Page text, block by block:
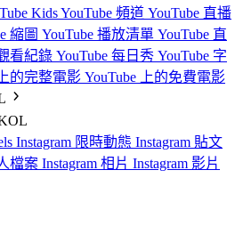
KidsYouTube 頻道 YouTube 直播
縮圖 YouTube 播放清單 YouTube 直
看紀錄 YouTube 每日秀 YouTube 字
的完整電影 YouTube 上的免費電影
Instagram 限時動態 Instagram 貼文
檔案 Instagram 相片 Instagram 影片